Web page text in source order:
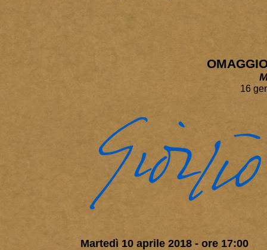
16
Martedì 10 aprile 2018 - ore 17:00